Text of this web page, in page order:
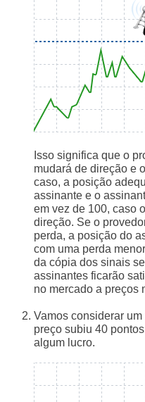
Isso significa que o
mudará de direção e
caso, a posição
assinante e o
em vez de 100, caso
direção. Se o
perda, a posição do
com uma perda
da cópia dos sinais
assinantes ficarão
no mercado a preços
Vamos considerar
preço subiu 40
algum lucro.